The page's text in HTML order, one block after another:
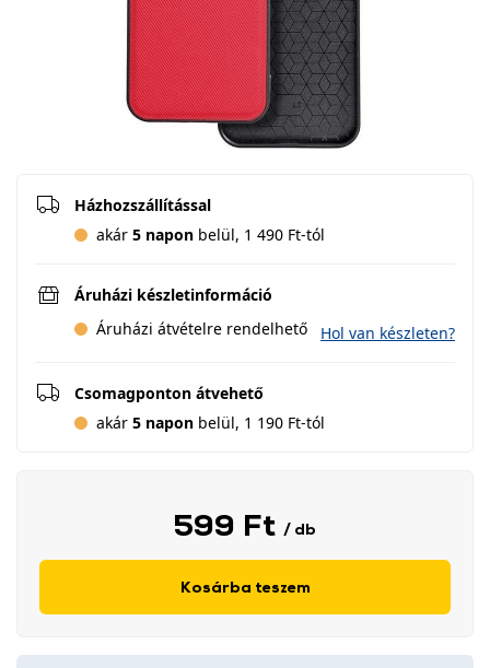
Házhozszállítással
akár 5 napon belül, 1 490 Ft-tól
Áruházi készletinformáció
Áruházi átvételre rendelhető
Hol van készleten?
Csomagponton átvehető
akár 5 napon belül, 1 190 Ft-tól
599 Ft / db
Kosárba teszem